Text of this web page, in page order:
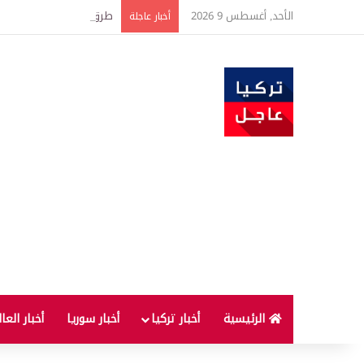
الأحد, أغسطس 9 2026 أخبار عاجلة طرق منزلية تساعد على
الرئيسية أخبار تركيا أخبار سوريا أخبار